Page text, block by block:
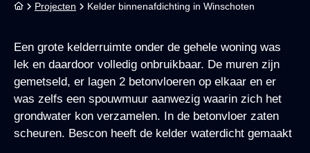
Projecten Kelder binnenafdichting in Winschoten
Een grote kelderruimte onder de gehele woning was
lek en daardoor volledig onbruikbaar. De muren zijn
gemetseld, er lagen 2 betonvloeren op elkaar en er
was zelfs een spouwmuur aanwezig waarin zich het
grondwater kon verzamelen. In de betonvloer zaten
scheuren. Bescon heeft de kelder waterdicht gemaakt